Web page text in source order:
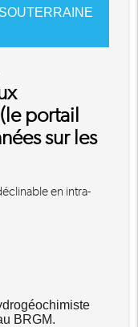
portail
sur les
en intra-
BRGM.